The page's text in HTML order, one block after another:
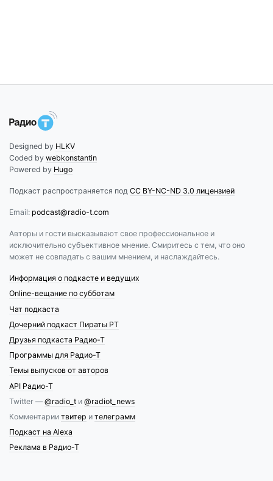
Designed by HLKV
Coded by webkonstantin
Powered by Hugo
Подкаст распространяется под CC BY-NC-ND 3.0 лицензией
Email: podcast@radio-t.com
Авторы и гости высказывают свое профессиональное и
исключительно субъективное мнение. Смиритесь с тем, что оно
может не совпадать с вашим мнением, и наслаждайтесь.
Информация о подкасте и ведущих
Online-вещание по субботам
Чат подкаста
Дочерний подкаст Пираты РТ
Друзья подкаста Радио-Т
Программы для Радио-Т
Темы выпусков от авторов
API Радио-Т
Twitter —@radio_t и @radiot_news
Комментарии твитер и телеграмм
Подкаст на Alexa
Реклама в Радио-Т